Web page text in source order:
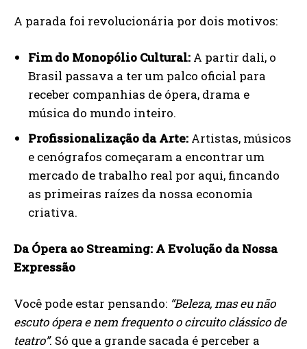
A parada foi revolucionária por dois motivos:
Fim do Monopólio Cultural: A partir dali, o
Brasil passava a ter um palco oficial para
receber companhias de ópera, drama e
música do mundo inteiro.
Profissionalização da Arte: Artistas, músicos
e cenógrafos começaram a encontrar um
mercado de trabalho real por aqui, fincando
as primeiras raízes da nossa economia
criativa.
Da Ópera ao Streaming: A Evolução da Nossa
Expressão
Você pode estar pensando: “Beleza, mas eu não
escuto ópera e nem frequento o circuito clássico de
teatro”. Só que a grande sacada é perceber a